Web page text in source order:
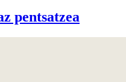
pentsatzea